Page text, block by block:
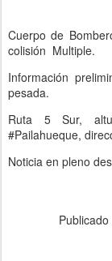
Cuerpo de
colisión Multiple.
Información
pesada.
Ruta 5 Sur,
#Pailahueque,
Noticia en pleno
Publicado